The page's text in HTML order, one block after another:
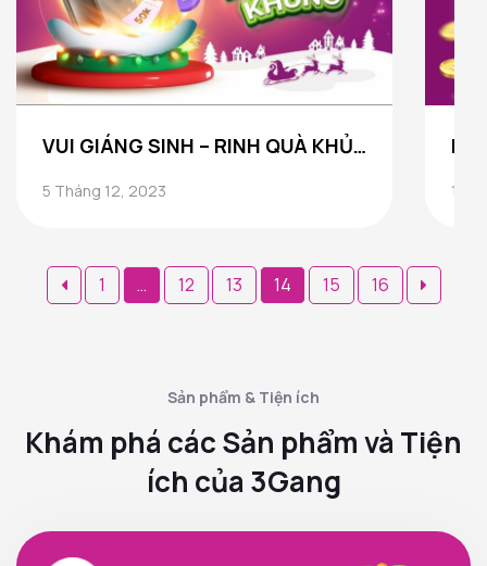
VUI GIÁNG SINH – RINH QUÀ KHỦNG
5 Tháng 12, 2023 17
Phân
trang
1 … 12 13 14 15 16
Sản phẩm & Tiện ích
Khám phá các Sản phẩm và Tiện
ích của 3Gang